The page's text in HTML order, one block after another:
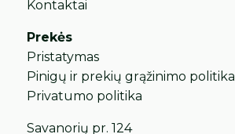
Kontaktai
Prekės
Pristatymas
Pinigų ir prekių grąžinimo politika
Privatumo politika
Savanorių pr. 124